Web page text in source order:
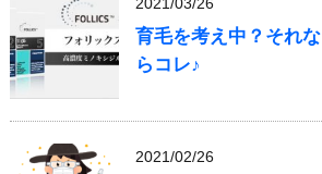
育毛を考え中？それな
らコレ♪
2021/02/26